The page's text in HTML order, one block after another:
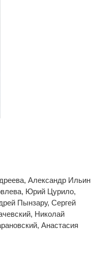
Александр Ильин
Юрий Цурило,
Пынзару, Сергей
Николай
Анастасия